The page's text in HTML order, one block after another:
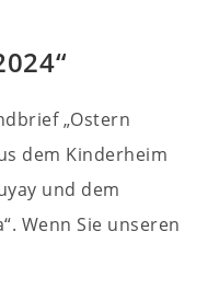
„Ostern
dem Kinderheim
und dem
Wenn Sie unseren